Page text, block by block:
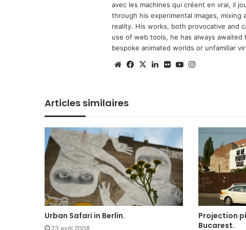
avec les machines qui créent en vrai, il
through his experimental images,
reality. His works, both provocative and
use of web tools, he has always
bespoke animated worlds or unfamiliar
WebsiteFacebook
X Linkedin
FlickrYouTube
Articles similaires
Urban Safari in Berlin.
23 avril 2008
Projection
Bucarest.